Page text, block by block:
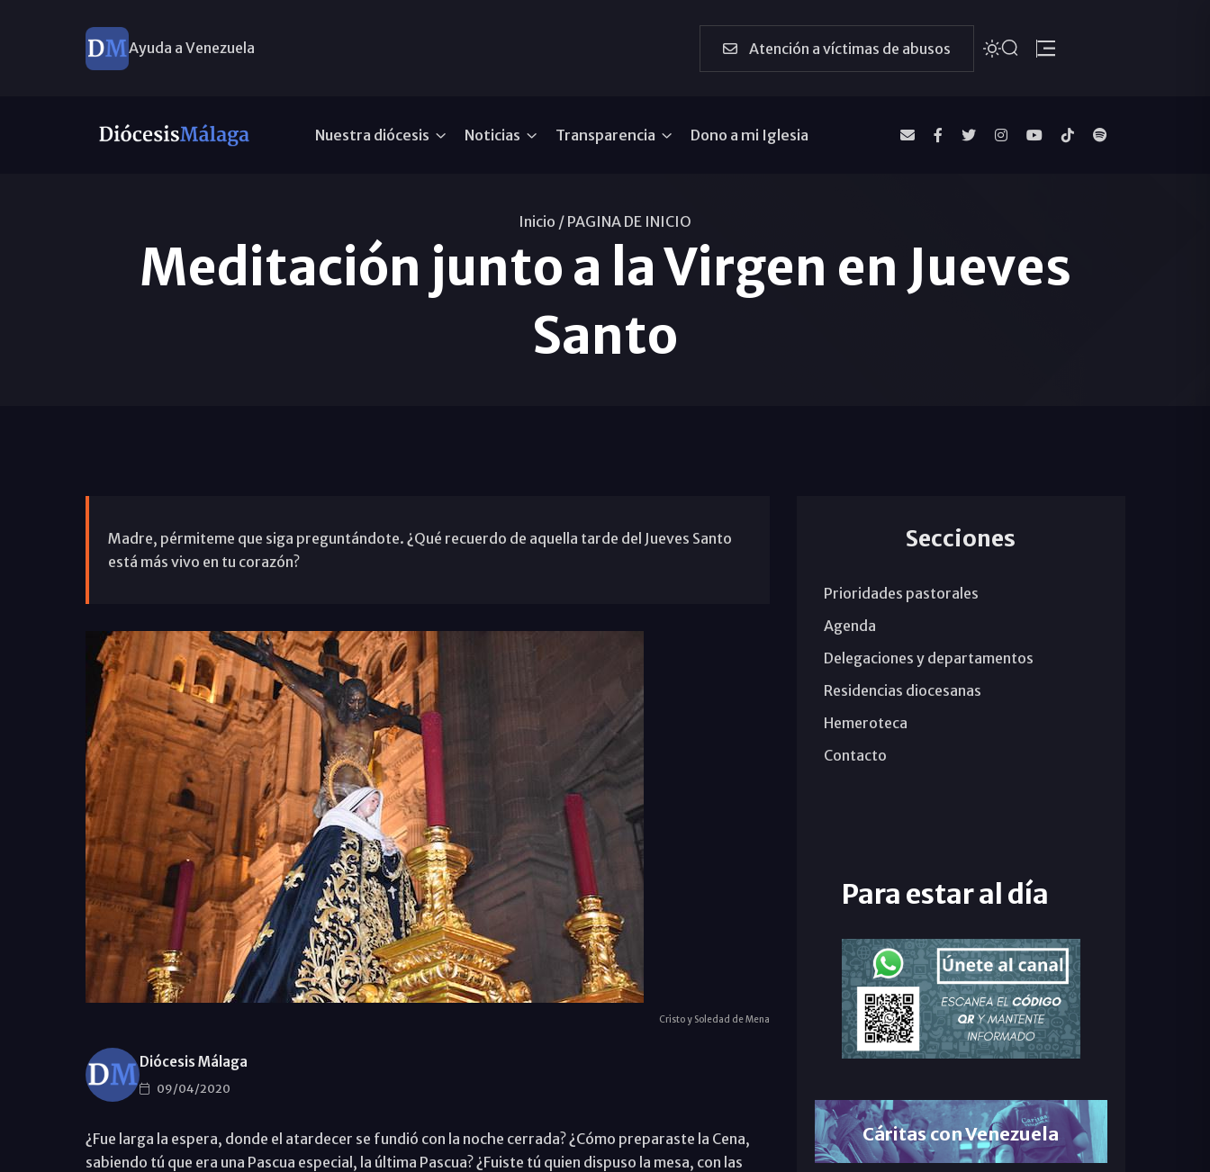
Ayuda a Venezuela Atención a víctimas de abusos
Nuestra diócesis Noticias Transparencia Dono a mi Iglesia
Inicio / PAGINA DE INICIO
Meditación junto a la Virgen en Jueves
Santo
Madre, pérmiteme que siga preguntándote. ¿Qué recuerdo de aquella tarde del Jueves Santo
está más vivo en tu corazón?
Cristo y Soledad de Mena
Diócesis Málaga
09/04/2020
¿Fue larga la espera, donde el atardecer se fundió con la noche cerrada? ¿Cómo preparaste la Cena,
sabiendo tú que era una Pascua especial, la última Pascua? ¿Fuiste tú quien dispuso la mesa, con las
Secciones
Prioridades pastorales
Agenda
Delegaciones y departamentos
Residencias diocesanas
Hemeroteca
Contacto
Para estar al día
Cáritas con Venezuela